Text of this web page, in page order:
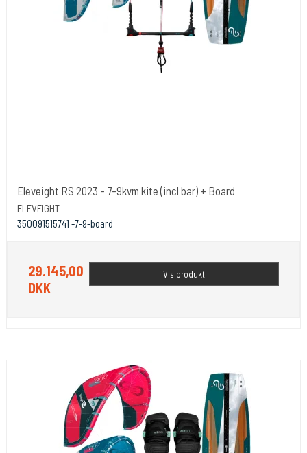
Eleveight RS 2023 - 7-9kvm kite (incl bar) + Board
ELEVEIGHT
350091515741 -7-9-board
29.145,00
DKK
Vis produkt